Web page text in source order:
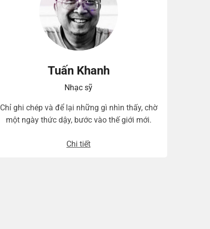
Tuấn Khanh
Nhạc sỹ
Chỉ ghi chép và để lại những gì nhìn thấy, chờ
một ngày thức dậy, bước vào thế giới mới.
Chi tiết